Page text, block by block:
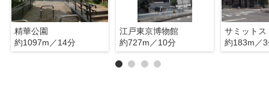
精華公園
約1097m／14分
江戸東京博物館
約727m／10分
約183m／